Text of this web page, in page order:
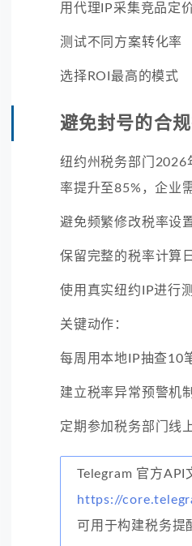
用代理IP采集竞品定
测试不同方案转化率
选择ROI最高的模式
避免封号的合
纽约州税务部门2026
率提升至85%，企业
避免频繁修改税率设
保留完整的税率计算
使用真实纽约IP进行
关键动作：
每周用本地IP抽查10
建立税率异常预警机制
定期参加税务部门线
Telegram 官方API
https://
可用于构建税务提